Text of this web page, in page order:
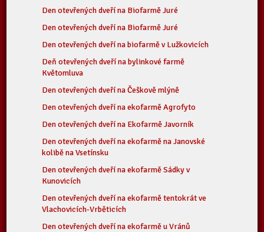
Den otevřených dveří na Biofarmě Juré
Den otevřených dveří na Biofarmě Juré
Den otevřených dveří na biofarmě v Lužkovicích
Deň otevřených dveří na bylinkové farmě
Květomluva
Den otevřených dveří na Češkově mlýně
Den otevřených dveří na ekofarmě Agrofyto
Den otevřených dveří na Ekofarmě Javorník
Den otevřených dveří na ekofarmě na Janovské
kolibě na Vsetínsku
Den otevřených dveří na ekofarmě Sádky v
Kunovicích
Den otevřených dveří na ekofarmě tentokrát ve
Vlachovicích-Vrběticích
Den otevřených dveří na ekofarmě u Vránů